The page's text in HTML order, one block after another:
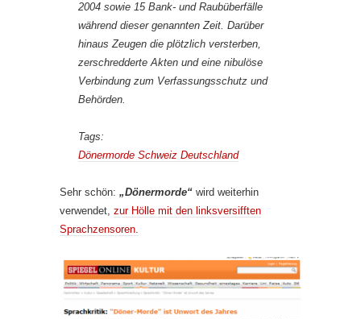
2004 sowie 15 Bank- und Raubüberfälle
während dieser genannten Zeit. Darüber
hinaus Zeugen die plötzlich versterben,
zerschredderte Akten und eine nibulöse
Verbindung zum Verfassungsschutz und
Behörden.
Tags:
Dönermorde Schweiz Deutschland
Sehr schön: „Dönermorde“ wird weiterhin
verwendet, zur Hölle mit den linksversifften
Sprachzensoren.